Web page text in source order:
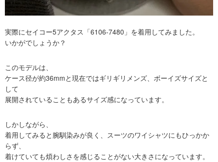
実際にセイコー5アクタス「6106-7480」を着用してみました。
いかがでしょうか？
このモデルは、
ケース径が約36mmと現在ではギリギリメンズ、ボーイズサイズと
して
展開されていることもあるサイズ感になっています。
しかしながら、
着用してみると腕馴染みが良く、スーツのワイシャツにもひっかか
らず、
着けていても煩わしさを感じることがない大きさになっています。